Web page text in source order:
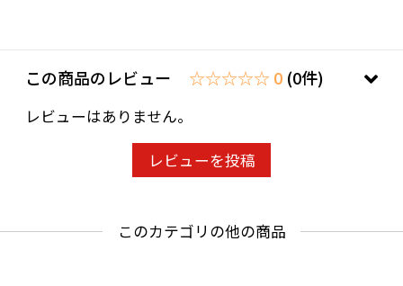
この商品のレビュー ☆☆☆☆☆ 0 (0件)
レビューはありません。
レビューを投稿
このカテゴリの他の商品